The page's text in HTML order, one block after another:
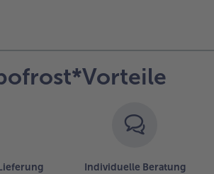
Individuelle Beratung